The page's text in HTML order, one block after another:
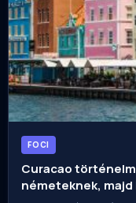
FOCI
Curacao
németeknek,